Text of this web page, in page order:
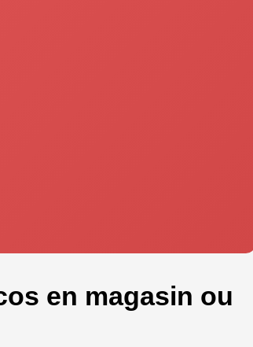
en magasin ou